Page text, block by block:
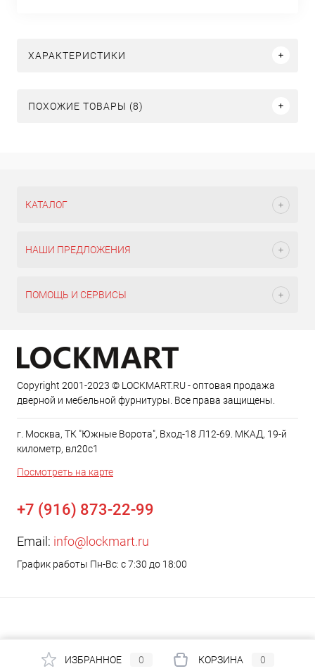
ХАРАКТЕРИСТИКИ
ПОХОЖИЕ ТОВАРЫ (8)
КАТАЛОГ
НАШИ ПРЕДЛОЖЕНИЯ
ПОМОЩЬ И СЕРВИСЫ
Copyright 2001-2023 © LOCKMART.RU - оптовая продажа
дверной и мебельной фурнитуры. Все права защищены.
г. Москва, ТК "Южные Ворота", Вход-18 Л12-69. МКАД, 19-й
километр, вл20с1
Посмотреть на карте
+7 (916) 873-22-99
Email: info@lockmart.ru
График работы Пн-Вс: с 7:30 до 18:00
ИЗБРАННОЕ 0 КОРЗИНА 0